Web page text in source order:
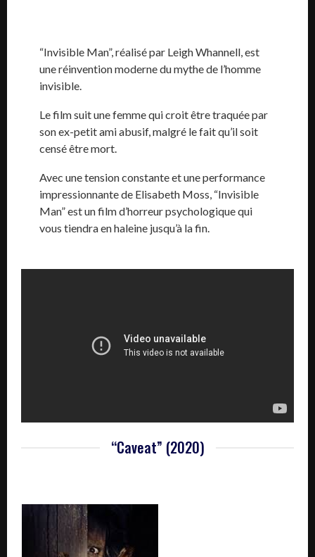
“Invisible Man”, réalisé par Leigh Whannell, est
une réinvention moderne du mythe de l’homme
invisible.
Le film suit une femme qui croit être traquée par
son ex-petit ami abusif, malgré le fait qu’il soit
censé être mort.
Avec une tension constante et une performance
impressionnante de Elisabeth Moss, “Invisible
Man” est un film d’horreur psychologique qui
vous tiendra en haleine jusqu’à la fin.
“Caveat” (2020)